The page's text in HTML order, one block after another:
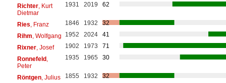
Richter, Kurt
Dietmar
1931 2019 62
Ries , Franz 1846 1932
32
Rihm , Wolfgang 1952 2024
41
Rixner, Josef 1902 1973
71
Ronnefeld,
Peter
1935 1965 30
Röntgen, Julius 1855 1932
32